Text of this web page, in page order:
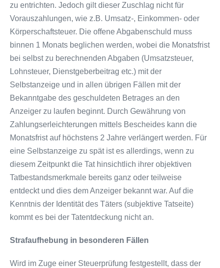
zu entrichten. Jedoch gilt dieser Zuschlag nicht für
Vorauszahlungen, wie z.B. Umsatz-, Einkommen- oder
Körperschaftsteuer. Die offene Abgabenschuld muss
binnen 1 Monats beglichen werden, wobei die Monatsfrist
bei selbst zu berechnenden Abgaben (Umsatzsteuer,
Lohnsteuer, Dienstgeberbeitrag etc.) mit der
Selbstanzeige und in allen übrigen Fällen mit der
Bekanntgabe des geschuldeten Betrages an den
Anzeiger zu laufen beginnt. Durch Gewährung von
Zahlungserleichterungen mittels Bescheides kann die
Monatsfrist auf höchstens 2 Jahre verlängert werden. Für
eine Selbstanzeige zu spät ist es allerdings, wenn zu
diesem Zeitpunkt die Tat hinsichtlich ihrer objektiven
Tatbestandsmerkmale bereits ganz oder teilweise
entdeckt und dies dem Anzeiger bekannt war. Auf die
Kenntnis der Identität des Täters (subjektive Tatseite)
kommt es bei der Tatentdeckung nicht an.
Strafaufhebung in besonderen Fällen
Wird im Zuge einer Steuerprüfung festgestellt, dass der